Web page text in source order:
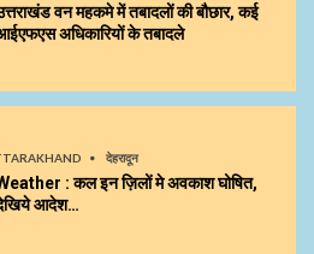
वन महकमे में तबादलों की बौछार, कई
अधिकारियों के तबादले
देहरादून
: कल इन ज़िलों मे अवकाश घोषित,
आदेश…